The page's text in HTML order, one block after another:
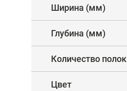
Ширина (мм)
Глубина (мм)
Количество полок
Цвет